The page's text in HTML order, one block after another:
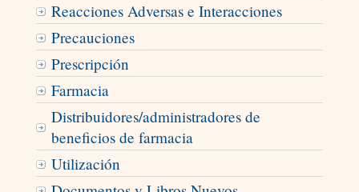
Reacciones Adversas e Interacciones
Precauciones
Prescripción
Farmacia
Distribuidores/administradores de
beneficios de farmacia
Utilización